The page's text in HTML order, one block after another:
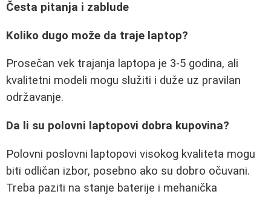
Česta pitanja i zablude
Koliko dugo može da traje laptop?
Prosečan vek trajanja laptopa je 3-5 godina, ali
kvalitetni modeli mogu služiti i duže uz pravilan
održavanje.
Da li su polovni laptopovi dobra kupovina?
Polovni poslovni laptopovi visokog kvaliteta mogu
biti odličan izbor, posebno ako su dobro očuvani.
Treba paziti na stanje baterije i mehanička